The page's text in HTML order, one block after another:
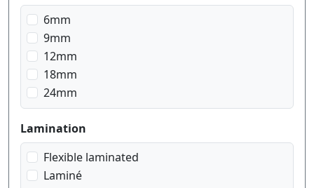
noir sur bleu
noir sur jaune
noir sur rouge
noir sur signal Orange
noir sur signal jaune
noir sur transparent
noir sur vert
rouge sur blanc
6mm
9mm
12mm
18mm
24mm
Lamination
Flexible laminated
Laminé